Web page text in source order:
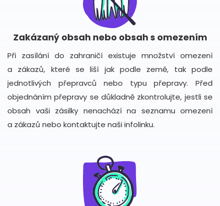
Zakázaný obsah nebo obsah s omezením
Při zasílání do zahraničí existuje množství omezení
a zákazů, které se liší jak podle země, tak podle
jednotlivých přepravců nebo typu přepravy. Před
objednáním přepravy se důkladně zkontrolujte, jestli se
obsah vaši zásilky nenachází na seznamu omezení
a zákazů nebo kontaktujte naši infolinku.